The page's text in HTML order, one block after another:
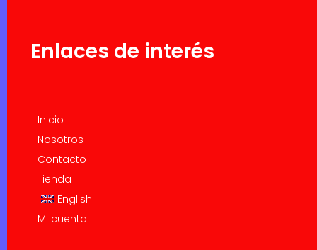
Enlaces de interés
Inicio
Nosotros
Contacto
Tienda
English
Mi cuenta